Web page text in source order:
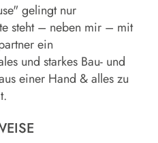
gelingt nur
steht – neben mir – mit
ein
und starkes Bau- und
einer Hand & alles zu